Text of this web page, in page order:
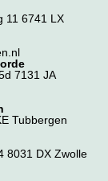
11 6741 LX
7131 JA
Tubbergen
8031 DX Zwolle